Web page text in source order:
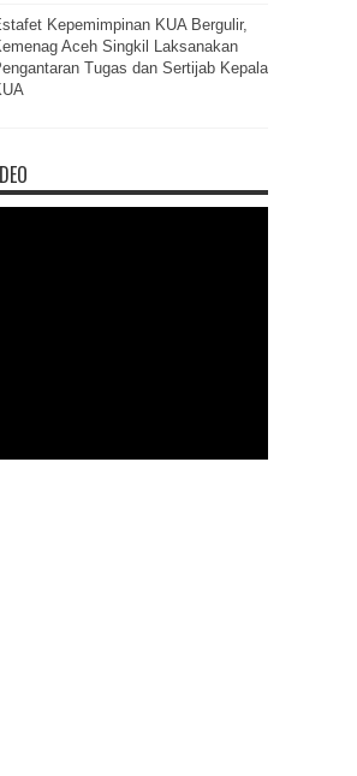
Kepemimpinan KUA Bergulir,
Aceh Singkil Laksanakan
Tugas dan Sertijab Kepala